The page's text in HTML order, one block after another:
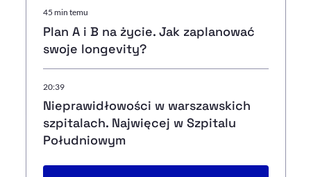
45 min temu
Plan A i B na życie. Jak zaplanować
swoje longevity?
20:39
Nieprawidłowości w warszawskich
szpitalach. Najwięcej w Szpitalu
Południowym